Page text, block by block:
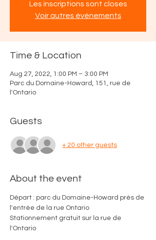
Les inscriptions sont closes
Voir autres événements
Time & Location
Aug 27, 2022, 1:00 PM – 3:00 PM
Parc du Domaine-Howard, 151, rue de
l'Ontario
Guests
+ 20 other guests
About the event
Départ : parc du Domaine-Howard près de
l'entrée de la rue Ontario
Stationnement gratuit sur la rue de
l'Ontario